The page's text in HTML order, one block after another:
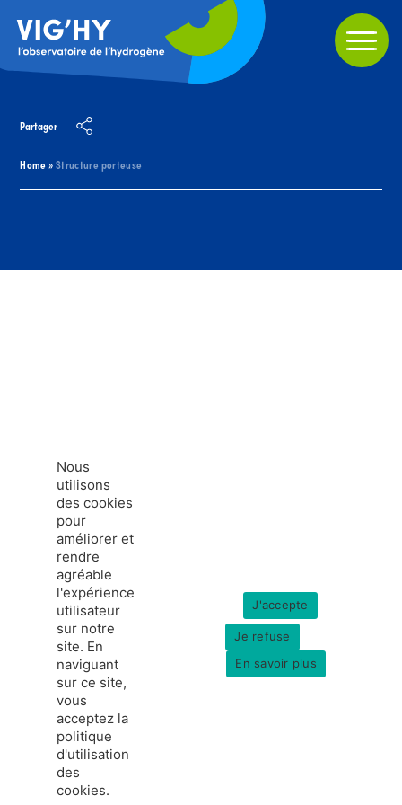
Home»Structure porteuse
Partager
france-hydrogene.org
Données personnelles
Mentions légales
Nous
utilisons
des cookies
pour
améliorer et
rendre
agréable
l'expérience
utilisateur
sur notre
site. En
naviguant
sur ce site,
vous
acceptez la
politique
d'utilisation
des
cookies.
J'accepte
Je refuse
En savoir plus